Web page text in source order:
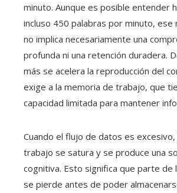
minuto. Aunque es posible entender
incluso 450 palabras por minuto, ese
no implica necesariamente una
profunda ni una retención duradera.
más se acelera la reproducción del
exige a la memoria de trabajo, que
capacidad limitada para mantener
Cuando el flujo de datos es
trabajo se satura y se produce una
cognitiva. Esto significa que parte de
se pierde antes de poder